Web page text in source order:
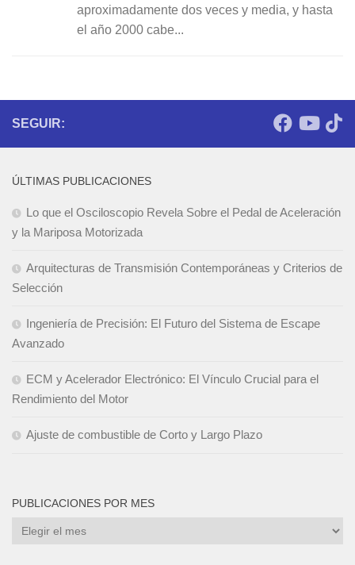
aproximadamente dos veces y media, y hasta
el año 2000 cabe...
SEGUIR:
ÚLTIMAS PUBLICACIONES
Lo que el Osciloscopio Revela Sobre el Pedal de Aceleración
y la Mariposa Motorizada
Arquitecturas de Transmisión Contemporáneas y Criterios de
Selección
Ingeniería de Precisión: El Futuro del Sistema de Escape
Avanzado
ECM y Acelerador Electrónico: El Vínculo Crucial para el
Rendimiento del Motor
Ajuste de combustible de Corto y Largo Plazo
PUBLICACIONES POR MES
Publicaciones